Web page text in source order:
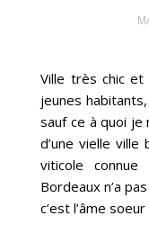
Ville très chic et
jeunes
sauf ce à quoi je
d’une vielle
viticole
Bordeaux n’a
c’est l’âme soeur